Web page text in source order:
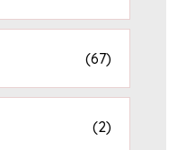
(67)
(2)